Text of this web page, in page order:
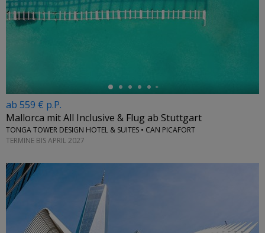
←
ab 559 € p.P.
Mallorca mit All Inclusive & Flug ab Stuttgart
TONGA TOWER DESIGN HOTEL & SUITES • CAN PICAFORT
TERMINE BIS APRIL 2027
←